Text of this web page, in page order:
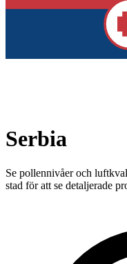
Serbia
Se pollennivåer och
stad för att se detaljerade